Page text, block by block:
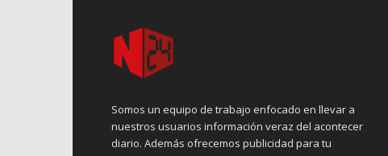
Somos un equipo de trabajo enfocado en llevar a
nuestros usuarios información veraz del acontecer
diario. Además ofrecemos publicidad para tu